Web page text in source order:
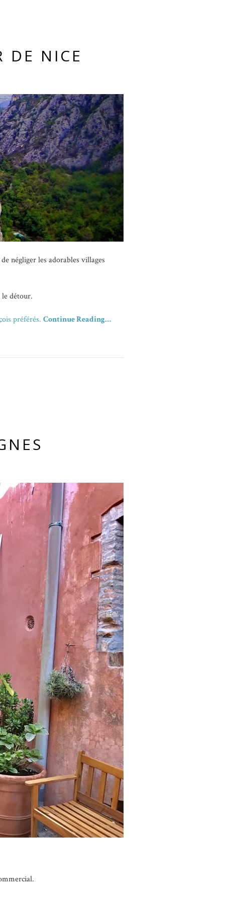
DE NICE
négliger les adorables villages
détour.
préférés. Continue Reading…